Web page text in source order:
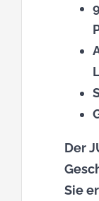
Der
Sie